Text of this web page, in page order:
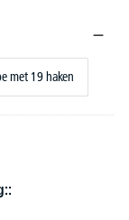
met 19 haken